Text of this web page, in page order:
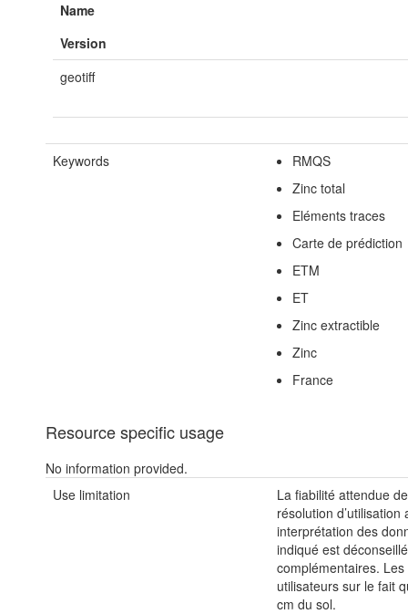
Name
Version
geotiff
Keywords
RMQS
Zinc total
Eléments traces
Carte de prédiction
ETM
ET
Zinc extractible
Zinc
France
Resource specific usage
No information provided.
Use limitation
La fiabilité attendue
résolution
interprétation des
indiqué est
complémentaires.
utilisateurs sur le fait
cm du sol.